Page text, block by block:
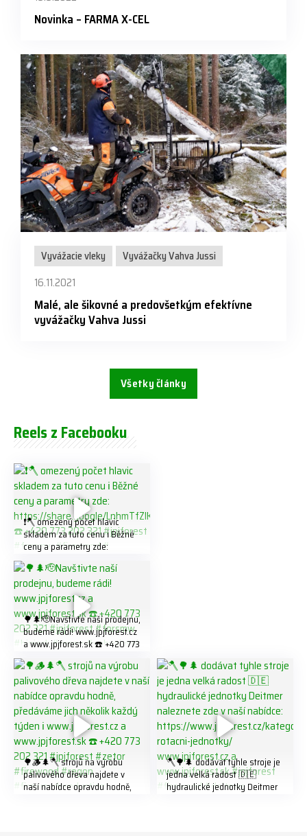
Novinka – FARMA X-CEL
Vyvážacie vleky
Vyvážačky Vahva Jussi
16.11.2021
Malé, ale šikovné a predovšetkým efektívne
vyvážačky Vahva Jussi
Všetky články
Reels z Facebooku
❗️🪓 omezený počet hlavic
skladem za tuto cenu ℹ️ Běžné
ceny a parametry zde:
K8W5t7i6o ☎️ +420 773 202
321 #jpjforest #forsmw
#firewood #
🌳🌲🫡Navštivte naší prodejnu,
budeme rádi! www.jpjforest.cz
a www.jpjforest.sk ☎️ +420 773
#biojack #regon #vahvajussi
🌳🪵🌲🪓 strojů na výrobu
palivového dřeva najdete v
naší nabídce opravdu hodně,
🪓🌳🌲 dodávat tyhle stroje je
jedna velká radost 🇩🇪
hydraulické jednotky Deitmer